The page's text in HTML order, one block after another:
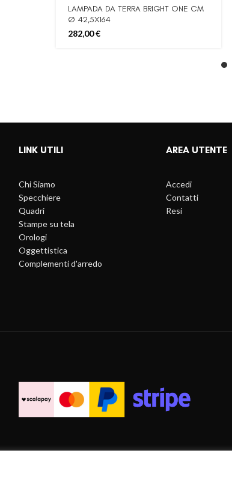
LAMPADA DA TERRA BRIGHT ONE CM
Ø 42,5X164
282,00€
LINK UTILI
Chi Siamo
Specchiere
Quadri
Stampe su tela
Orologi
Oggettistica
Complementi d'arredo
AREA UTENTE
Accedi
Contatti
Resi